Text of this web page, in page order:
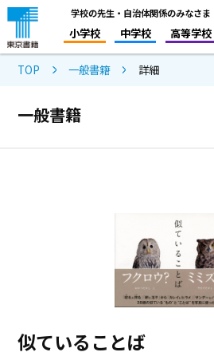
学校の先生・自治体関係のみなさま
小学校 中学校 高等学校
TOP 一般書籍 詳細
一般書籍
似ていることば